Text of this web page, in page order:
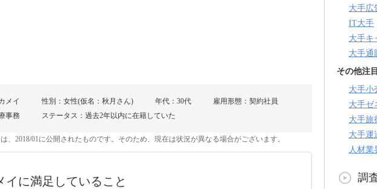
メイ 性別：女性(仮名：秋月さん) 年代：30代
雇用形態：契約社員
事務
ステータス：過去2年以内に在籍していた
、2018/01に公開されたものです。そのため、現在は状況が異なる場合がございます。
イに満足していること
大手広
IT大手
大手キ
大手通
その他注
大手小
大手ゼ
大手旅
大手運
人材業
調